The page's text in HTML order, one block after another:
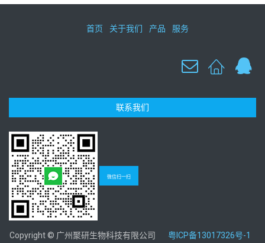
首页 关于我们 产品 服务
联系我们
微信扫一扫
Copyright © 广州聚研生物科技有限公司 粤ICP备13017326号-1